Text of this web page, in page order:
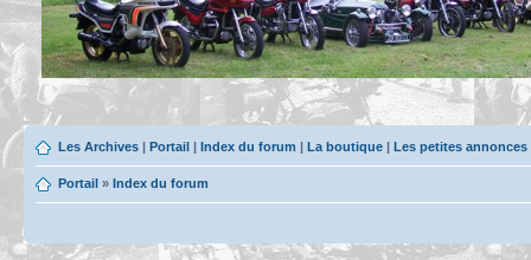
Les Archives | Portail | Index du forum | La boutique | Les petites
Portail » Index du forum